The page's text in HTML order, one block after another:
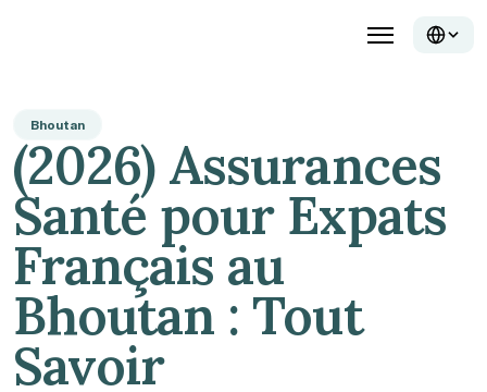
Bhoutan
(2026) Assurances
Santé pour Expats
Français au
Bhoutan : Tout
Savoir